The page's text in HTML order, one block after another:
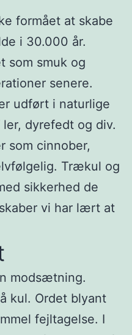
formået at skabe
i 30.000 år.
som smuk og
senere.
udført i naturlige
dyrefedt og div.
som cinnober,
Trækul og
sikkerhed de
vi har lært at
modsætning.
kul. Ordet blyant
fejltagelse. I